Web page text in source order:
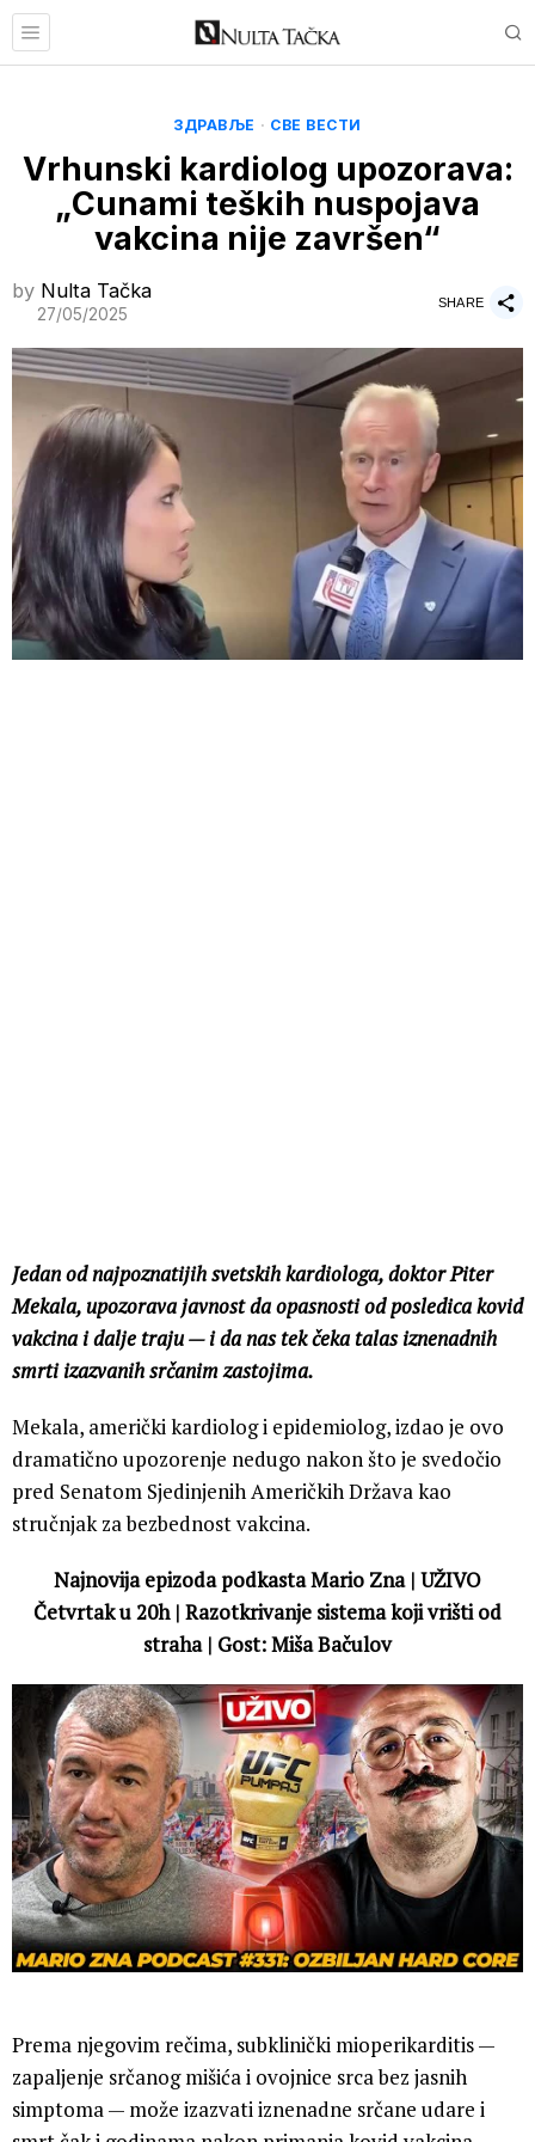
ЗДРАВЉЕ · СВЕ ВЕСТИ
Vrhunski kardiolog upozorava:
„Cunami teških nuspojava
vakcina nije završen“
by Nulta Tačka
27/05/2025
SHARE
Jedan od najpoznatijih svetskih kardiologa, doktor Piter
Mekala, upozorava javnost da opasnosti od posledica kovid
vakcina i dalje traju — i da nas tek čeka talas iznenadnih
smrti izazvanih srčanim zastojima.
Mekala, američki kardiolog i epidemiolog, izdao je ovo
dramatično upozorenje nedugo nakon što je svedočio
pred Senatom Sjedinjenih Američkih Država kao
stručnjak za bezbednost vakcina.
Najnovija epizoda podkasta Mario Zna | UŽIVO
Četvrtak u 20h | Razotkrivanje sistema koji vrišti od
straha | Gost: Miša Bačulov
Prema njegovim rečima, subklinički mioperikarditis —
zapaljenje srčanog mišića i ovojnice srca bez jasnih
simptoma — može izazvati iznenadne srčane udare i